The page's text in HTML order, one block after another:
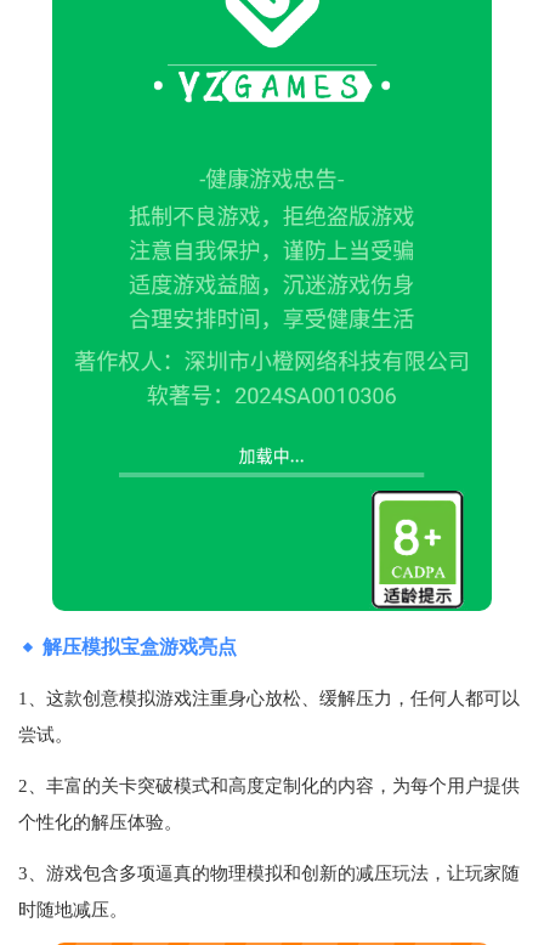
解压模拟宝盒游戏亮点
1、这款创意模拟游戏注重身心放松、缓解压力，任何人都可以
尝试。
2、丰富的关卡突破模式和高度定制化的内容，为每个用户提供
个性化的解压体验。
3、游戏包含多项逼真的物理模拟和创新的减压玩法，让玩家随
时随地减压。